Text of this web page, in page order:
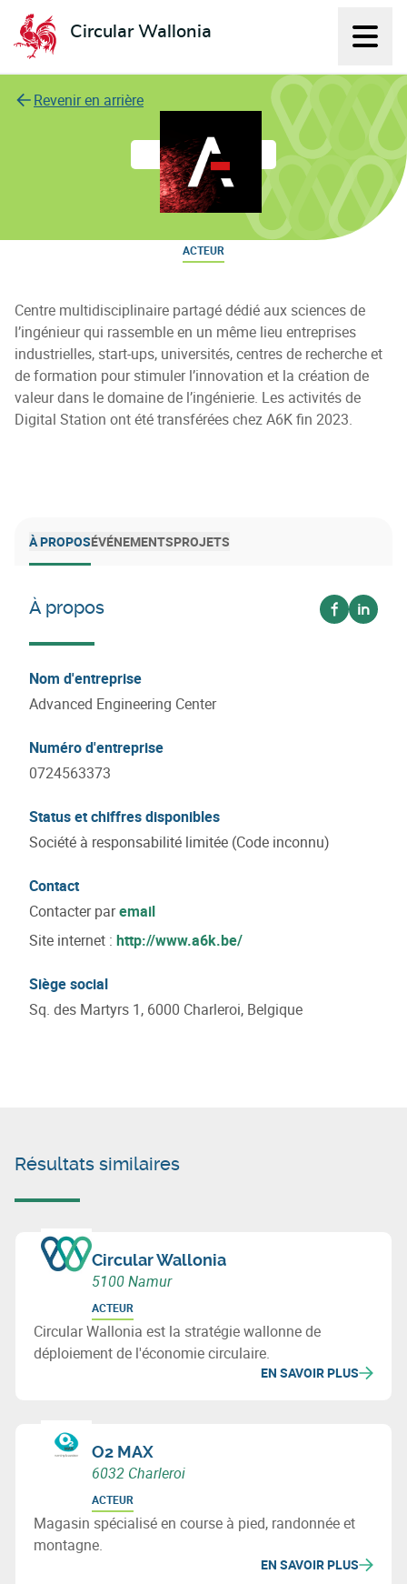
Circular Wallonia
L'économie circulaire
Revenir en arrière
A6K
ACTEUR
Centre multidisciplinaire partagé dédié aux sciences de
l’ingénieur qui rassemble en un même lieu entreprises
industrielles, start-ups, universités, centres de recherche et
de formation pour stimuler l’innovation et la création de
valeur dans le domaine de l’ingénierie. Les activités de
Digital Station ont été transférées chez A6K fin 2023.
À PROPOSÉVÉNEMENTSPROJETS
À propos
Voir sur
Voir
Nom d'entreprise
Advanced Engineering Center
Numéro d'entreprise
0724563373
Status et chiffres disponibles
Société à responsabilité limitée (Code inconnu)
Contact
Contacter paremail
Site internet : http://www.a6k.be/
Siège social
Sq. des Martyrs 1, 6000 Charleroi, Belgique
Résultats similaires
Circular Wallonia
5100 Namur
ACTEUR
Circular Wallonia est la stratégie wallonne de
déploiement de l'économie circulaire.
EN SAVOIR PLUS
O2 MAX
6032 Charleroi
ACTEUR
Magasin spécialisé en course à pied, randonnée et
montagne.
EN SAVOIR PLUS